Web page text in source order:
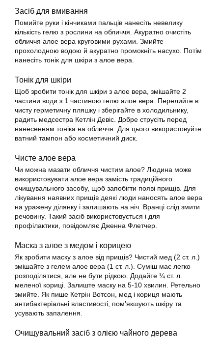
Засіб для вмивання
Помийте руки і кінчиками пальців нанесіть невелику
кількість гелю з рослини на обличчя. Акуратно очистіть
обличчя алое вера круговими рухами. Змийте
прохолодною водою й акуратно промокніть насухо. Потім
нанесіть тонік для шкіри з алое вера.
Тонік для шкіри
Щоб зробити тонік для шкіри з алое вера, змішайте 2
частини води з 1 частиною гелю алое вера. Перелийте в
чисту герметичну пляшку і зберігайте в холодильнику,
радить медсестра Кетлін Девіс. Добре струсіть перед
нанесенням тоніка на обличчя. Для цього використовуйте
ватний тампон або косметичний диск.
Чисте алое вера
Чи можна мазати обличчя чистим алое? Людина може
використовувати алое вера замість традиційного
очищувального засобу, щоб запобігти появі прищів. Для
лікування наявних прищів деякі люди наносять алое вера
на уражену ділянку і залишають на ніч. Вранці слід змити
речовину. Такий засіб використовується і для
профілактики, повідомляє Дженна Флетчер.
Маска з алое з медом і корицею
Як зробити маску з алое від прищів? Чистий мед (2 ст. л.)
змішайте з гелем алое вера (1 ст. л.). Суміш має легко
розподілятися, але не бути рідкою. Додайте ¼ ст. л.
меленої кориці. Залиште маску на 5-10 хвилин. Ретельно
змийте. Як пише Кетрін Вотсон, мед і кориця мають
антибактеріальні властивості, пом’якшують шкіру та
усувають запалення.
Очищувальний засіб з олією чайного дерева